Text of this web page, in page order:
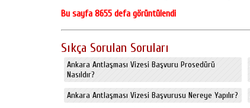
Bu sayfa 8655 defa görüntülendi
Sıkça Sorulan Soruları
Ankara Antlaşması Vizesi Başvuru Prosedürü
Nasıldır?
Ankara Antlaşması Vizesi Başvurusu Nereye Yapılır?